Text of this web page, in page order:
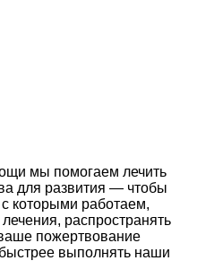
мы помогаем лечить
для развития — чтобы
которыми работаем,
распространять
пожертвование
выполнять наши